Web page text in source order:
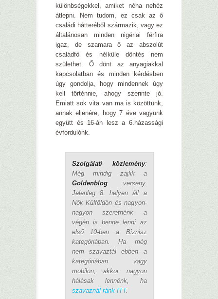
különbségekkel, amiket néha nehéz
átlepni. Nem tudom, ez csak az ő
családi hátteréből származik, vagy ez
általánosan minden nigériai férfira
igaz, de szamara ő az abszolút
családfő és nélküle döntés nem
születhet. Ő dönt az anyagiakkal
kapcsolatban és minden kérdésben
úgy gondolja, hogy mindennek úgy
kell történnie, ahogy szerinte jó.
Emiatt sok vita van ma is közöttünk,
annak ellenére, hogy 7 éve vagyunk
együtt és 16-án lesz a 6.házassági
évfordulónk.
Szolgálati közlemény:
Még mindig zajlik a
Goldenblogverseny.
Jelenleg 8. helyen áll a
Nők Külföldön és nagyon-
nagyon szeretnénk a
végén is benne lenni az
első 10-ben a Biznisz
kategóriában. Ha még
nem szavaztál ebben a
kategóriában vagy
mobilon, akkor nagyon
hálásak lennénk, ha
szavaznál ránk ITT.